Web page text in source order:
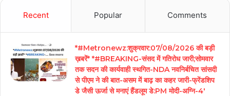
Recent Popular Comments
*#Metronewz:शुक्रवार:07/08/2026 की बड़ी
ख़बरें* *#BREAKING-संसद में गतिरोध जारी;सोमवार
तक सदन की कार्यवाही स्थगित-NDA नवनिर्बचित सांसदी
से पीएम ने की बात-असम में बाढ़ का कहर जारी-फ्रेंडशिप
डे जैसी ऊर्जा से मनाएं हैंडलूम डे:PM मोदी-अग्नि-4′